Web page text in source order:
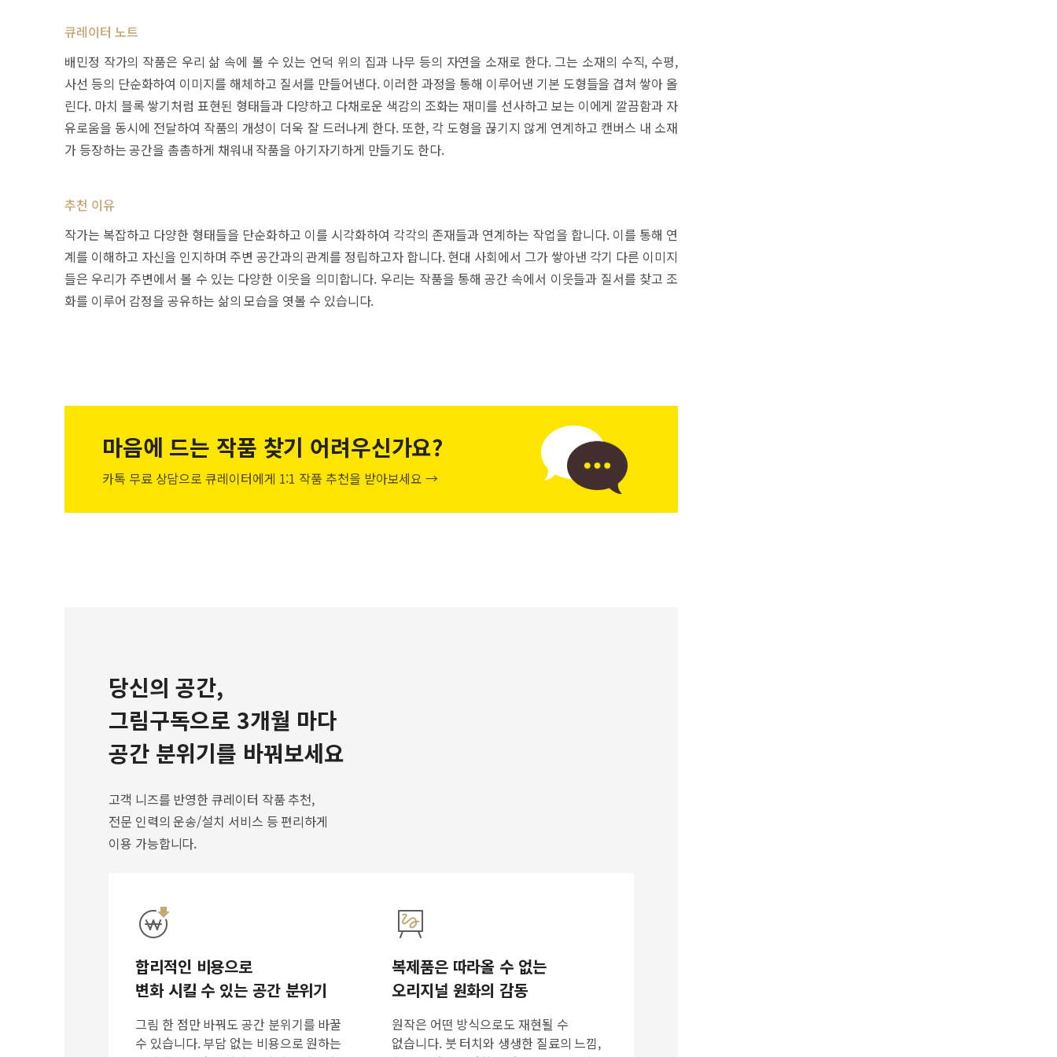
큐레이터 노트
배민정 작가의 작품은 우리 삶 속에 볼 수 있는 언덕 위의 집과 나무 등의 자연을 소재로 한다. 그는 소재의 수직, 수평,
사선 등의 단순화하여 이미지를 해체하고 질서를 만들어낸다. 이러한 과정을 통해 이루어낸 기본 도형들을 겹쳐 쌓아 올
린다. 마치 블록 쌓기처럼 표현된 형태들과 다양하고 다채로운 색감의 조화는 재미를 선사하고 보는 이에게 깔끔함과 자
유로움을 동시에 전달하여 작품의 개성이 더욱 잘 드러나게 한다. 또한, 각 도형을 끊기지 않게 연계하고 캔버스 내 소재
가 등장하는 공간을 촘촘하게 채워내 작품을 아기자기하게 만들기도 한다.
추천 이유
작가는 복잡하고 다양한 형태들을 단순화하고 이를 시각화하여 각각의 존재들과 연계하는 작업을 합니다. 이를 통해 연
계를 이해하고 자신을 인지하며 주변 공간과의 관계를 정립하고자 합니다. 현대 사회에서 그가 쌓아낸 각기 다른 이미지
들은 우리가 주변에서 볼 수 있는 다양한 이웃을 의미합니다. 우리는 작품을 통해 공간 속에서 이웃들과 질서를 찾고 조
화를 이루어 감정을 공유하는 삶의 모습을 엿볼 수 있습니다.
마음에 드는 작품 찾기 어려우신가요?
카톡 무료 상담으로 큐레이터에게 1:1 작품 추천을 받아보세요 →
당신의 공간,
그림구독으로 3개월 마다
공간 분위기를 바꿔보세요
고객 니즈를 반영한 큐레이터 작품 추천,
전문 인력의 운송/설치 서비스 등 편리하게
이용 가능합니다.
합리적인 비용으로
변화 시킬 수 있는 공간 분위기
그림 한 점만 바꿔도 공간 분위기를 바꿀
수 있습니다. 부담 없는 비용으로 원하는
복제품은 따라올 수 없는
오리지널 원화의 감동
원작은 어떤 방식으로도 재현될 수
없습니다. 붓 터치와 생생한 질료의 느낌,